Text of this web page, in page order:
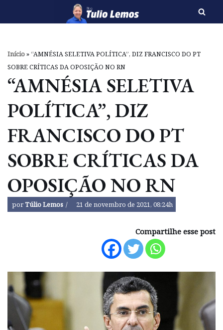
o
conteúdo
Início»“AMNÉSIA SELETIVA POLÍTICA”, DIZ FRANCISCO DO PT
SOBRE CRÍTICAS DA OPOSIÇÃO NO RN
“AMNÉSIA SELETIVA
POLÍTICA”, DIZ
FRANCISCO DO PT
SOBRE CRÍTICAS DA
OPOSIÇÃO NO RN
porTúlio Lemos 21 de novembro de 2021, 08:24h
Compartilhe esse post